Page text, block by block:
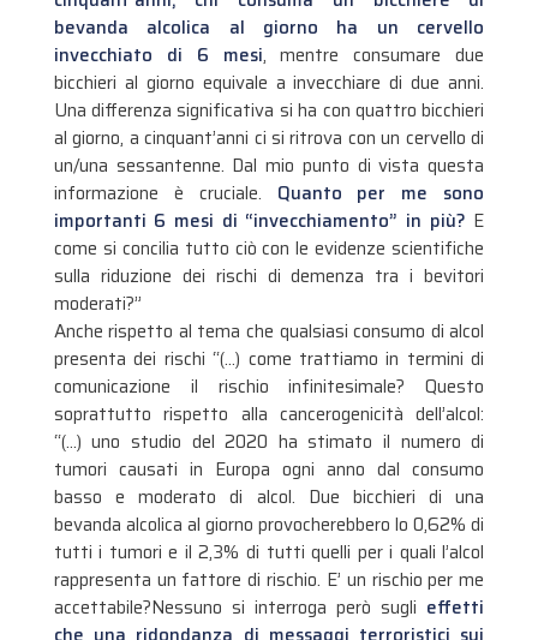
bevanda alcolica al giorno ha un cervello
invecchiato di 6 mesi, mentre consumare due
bicchieri al giorno equivale a invecchiare di due anni.
Una differenza significativa si ha con quattro bicchieri
al giorno, a cinquant’anni ci si ritrova con un cervello di
un/una sessantenne. Dal mio punto di vista questa
informazione è cruciale. Quanto per me sono
importanti 6 mesi di “invecchiamento” in più? E
come si concilia tutto ciò con le evidenze scientifiche
sulla riduzione dei rischi di demenza tra i bevitori
moderati?”
Anche rispetto al tema che qualsiasi consumo di alcol
presenta dei rischi “(…) come trattiamo in termini di
comunicazione il rischio infinitesimale? Questo
soprattutto rispetto alla cancerogenicità dell’alcol:
“(…) uno studio del 2020 ha stimato il numero di
tumori causati in Europa ogni anno dal consumo
basso e moderato di alcol. Due bicchieri di una
bevanda alcolica al giorno provocherebbero lo 0,62% di
tutti i tumori e il 2,3% di tutti quelli per i quali l’alcol
rappresenta un fattore di rischio. E’ un rischio per me
accettabile?Nessuno si interroga però sugli effetti